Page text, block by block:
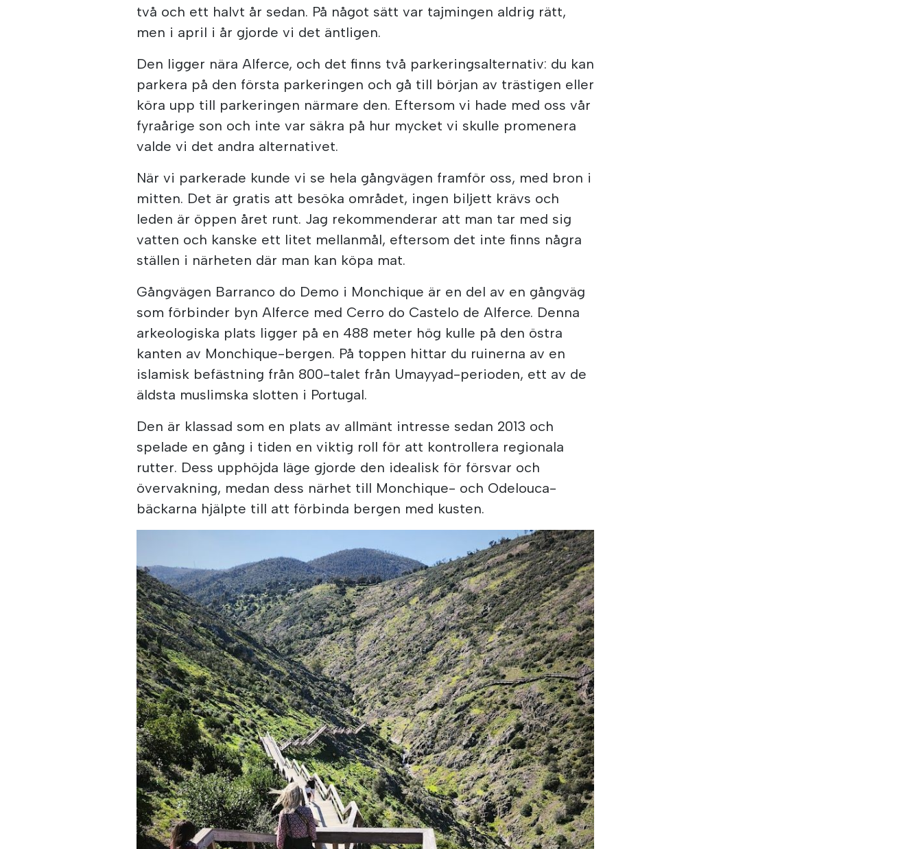
två och ett halvt år sedan. På något sätt var tajmingen aldrig rätt,
men i april i år gjorde vi det äntligen.
Den ligger nära Alferce, och det finns två parkeringsalternativ: du kan
parkera på den första parkeringen och gå till början av trästigen eller
köra upp till parkeringen närmare den. Eftersom vi hade med oss vår
fyraårige son och inte var säkra på hur mycket vi skulle promenera
valde vi det andra alternativet.
När vi parkerade kunde vi se hela gångvägen framför oss, med bron i
mitten. Det är gratis att besöka området, ingen biljett krävs och
leden är öppen året runt. Jag rekommenderar att man tar med sig
vatten och kanske ett litet mellanmål, eftersom det inte finns några
ställen i närheten där man kan köpa mat.
Gångvägen Barranco do Demo i Monchique är en del av en gångväg
som förbinder byn Alferce med Cerro do Castelo de Alferce. Denna
arkeologiska plats ligger på en 488 meter hög kulle på den östra
kanten av Monchique-bergen. På toppen hittar du ruinerna av en
islamisk befästning från 800-talet från Umayyad-perioden, ett av de
äldsta muslimska slotten i Portugal.
Den är klassad som en plats av allmänt intresse sedan 2013 och
spelade en gång i tiden en viktig roll för att kontrollera regionala
rutter. Dess upphöjda läge gjorde den idealisk för försvar och
övervakning, medan dess närhet till Monchique- och Odelouca-
bäckarna hjälpte till att förbinda bergen med kusten.